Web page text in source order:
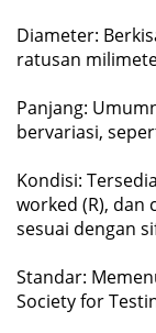
Diameter:
ratusan
Panjang:
bervariasi,
Kondisi:
worked (R), dan
sesuai dengan
Standar:
Society for